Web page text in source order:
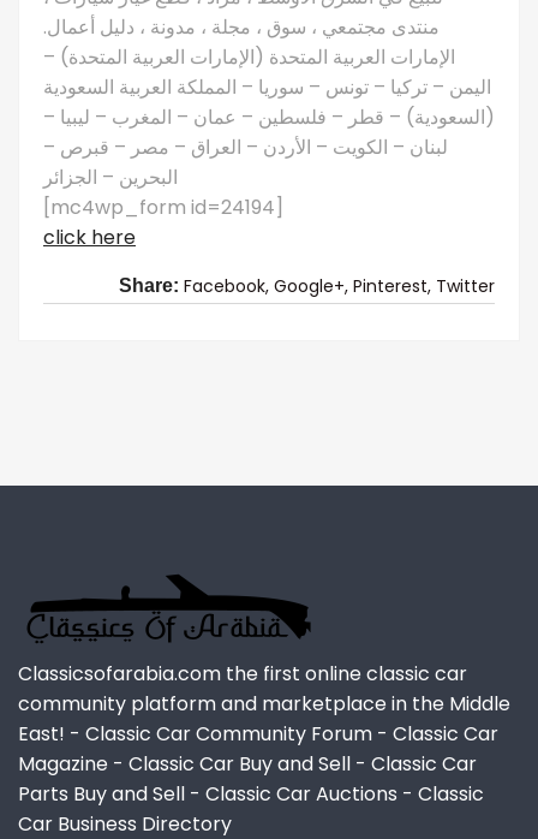
منتدى مجتمعي ، سوق ، مجلة ، مدونة ، دليل أعمال.
الإمارات العربية المتحدة (الإمارات العربية المتحدة) –
اليمن – تركيا – تونس – سوريا – المملكة العربية السعودية
(السعودية) – قطر – فلسطين – عمان – المغرب – ليبيا –
لبنان – الكويت – الأردن – العراق – مصر – قبرص –
البحرين – الجزائر
[mc4wp_form id=24194]
click here
Share: Facebook, Google+, Pinterest, Twitter
Classicsofarabia.com the first online classic car
community platform and marketplace in the Middle
East! - Classic Car Community Forum - Classic Car
Magazine - Classic Car Buy and Sell - Classic Car
Parts Buy and Sell - Classic Car Auctions - Classic
Car Business Directory